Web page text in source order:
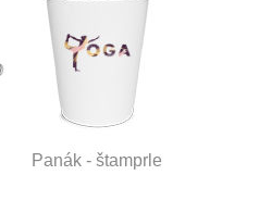
Panák - štamprle